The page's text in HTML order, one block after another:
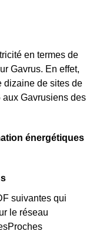
en termes de
Gavrus. En effet,
dizaine de sites de
Gavrusiens des
énergétiques
suivantes qui
le réseau